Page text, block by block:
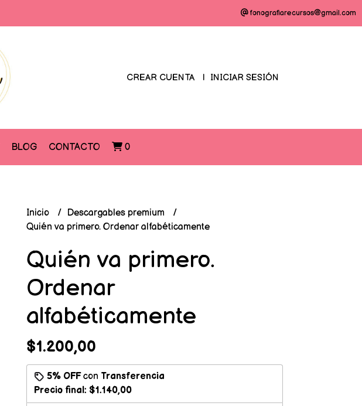
fonografiarecursos@gmail.com
CREAR CUENTA INICIAR SESIÓN
BLOG CONTACTO 0
Inicio
Descargables premium
Quién va primero. Ordenar alfabéticamente
Quién va primero.
Ordenar
alfabéticamente
$1.200,00
5% OFFcon Transferencia
Precio final: $1.140,00